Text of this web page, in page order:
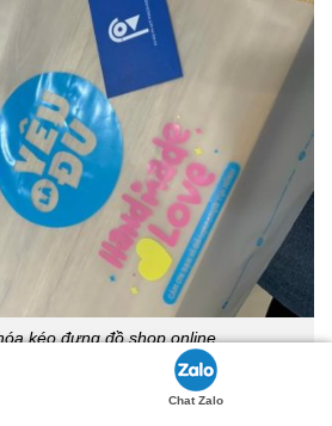
kéo đựng đồ shop online
Chat Zalo